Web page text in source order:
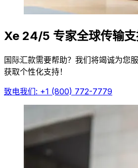
Xe 24/5 专家全球传输
国际汇款需要帮助？我们将竭诚为您
获取个性化支持！
致电我们: +1 (800) 772-7779